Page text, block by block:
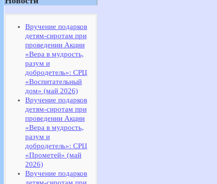
Вручение подарков
детям-сиротам при
проведении Акции
«Вера в мудрость,
разум и
добродетель»: СРЦ
«Воспитательный
дом» (май 2026)
Вручение подарков
детям-сиротам при
проведении Акции
«Вера в мудрость,
разум и
добродетель»: СРЦ
«Прометей» (май
2026)
Вручение подарков